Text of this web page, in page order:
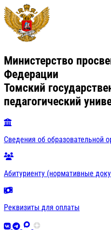
Министерство
Федерации
Томский
педагогический
Сведения об образовательной
Абитуриенту (нормативные
Реквизиты для оплаты